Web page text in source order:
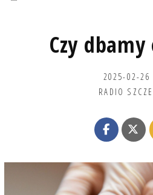
Czy dbamy
2025-02-26
RADIO